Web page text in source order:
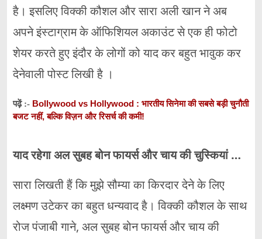
है। इसलिए विक्की कौशल और सारा अली खान ने अब
अपने इंस्टाग्राम के ऑफिशियल अकाउंट से एक ही फोटो
शेयर करते हुए इंदौर के लोगों को याद कर बहुत भावुक कर
देनेवाली पोस्ट लिखी है ।
पढ़ें :- Bollywood vs Hollywood : भारतीय सिनेमा की सबसे बड़ी चुनौती
बजट नहीं, बल्कि विज़न और रिसर्च की कमी!
याद रहेगा अल सुबह बोन फायर्स और चाय की चुस्कियां …
सारा लिखती हैं कि मुझे सौम्या का किरदार देने के लिए
लक्ष्मण उटेकर का बहुत धन्यवाद है। विक्की कौशल के साथ
रोज पंजाबी गाने, अल सुबह बोन फायर्स और चाय की